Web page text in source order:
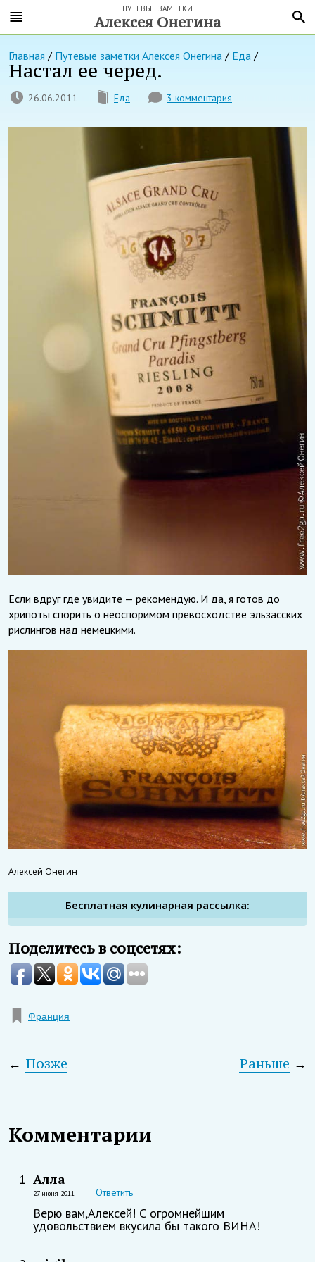
ПУТЕВЫЕ ЗАМЕТКИ
Алексея Онегина
Главная / Путевые заметки Алексея Онегина / Еда /
Настал ее черед.
26.06.2011 Еда 3 комментария
Если вдруг где увидите — рекомендую. И да, я готов до
хрипоты спорить о неоспоримом превосходстве эльзасских
рислингов над немецкими.
Алексей Онегин
Бесплатная кулинарная рассылка:
Поделитесь в соцсетях:
Франция
← Позже →
Раньше
Комментарии
1 Алла
27 июня 2011 Ответить
Верю вам,Алексей! С огромнейшим
удовольствием вкусила бы такого ВИНА!